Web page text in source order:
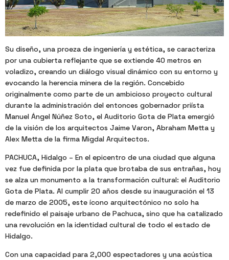
Su diseño, una proeza de ingeniería y estética, se caracteriza
por una cubierta reflejante que se extiende 40 metros en
voladizo, creando un diálogo visual dinámico con su entorno y
evocando la herencia minera de la región. Concebido
originalmente como parte de un ambicioso proyecto cultural
durante la administración del entonces gobernador priísta
Manuel Ángel Núñez Soto, el Auditorio Gota de Plata emergió
de la visión de los arquitectos Jaime Varon, Abraham Metta y
Alex Metta de la firma Migdal Arquitectos.
PACHUCA, Hidalgo – En el epicentro de una ciudad que alguna
vez fue definida por la plata que brotaba de sus entrañas, hoy
se alza un monumento a la transformación cultural: el Auditorio
Gota de Plata. Al cumplir 20 años desde su inauguración el 13
de marzo de 2005, este ícono arquitectónico no solo ha
redefinido el paisaje urbano de Pachuca, sino que ha catalizado
una revolución en la identidad cultural de todo el estado de
Hidalgo.
Con una capacidad para 2,000 espectadores y una acústica